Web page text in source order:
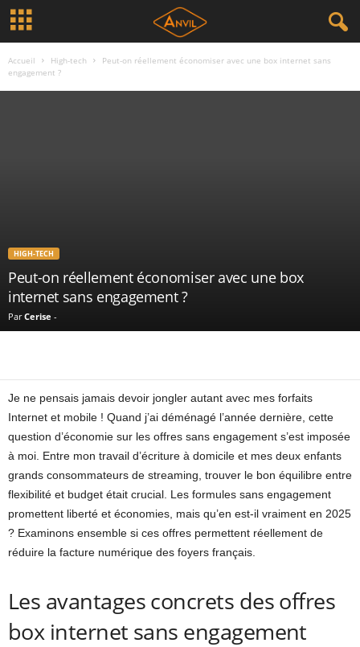
Accueil High-tech
Peut-on réellement économiser avec une box internet sans
engagement ?
HIGH-TECH
Peut-on réellement économiser avec une box
internet sans engagement ?
Par Cerise -
Je ne pensais jamais devoir jongler autant avec mes forfaits
Internet et mobile ! Quand j’ai déménagé l’année dernière, cette
question d’économie sur les offres sans engagement s’est imposée
à moi. Entre mon travail d’écriture à domicile et mes deux enfants
grands consommateurs de streaming, trouver le bon équilibre entre
flexibilité et budget était crucial. Les formules sans engagement
promettent liberté et économies, mais qu’en est-il vraiment en 2025
? Examinons ensemble si ces offres permettent réellement de
réduire la facture numérique des foyers français.
Les avantages concrets des offres
box internet sans engagement